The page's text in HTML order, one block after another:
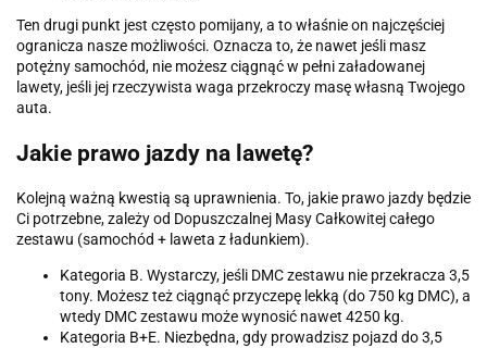
Ten drugi punkt jest często pomijany, a to właśnie on najczęściej
ogranicza nasze możliwości. Oznacza to, że nawet jeśli masz
potężny samochód, nie możesz ciągnąć w pełni załadowanej
lawety, jeśli jej rzeczywista waga przekroczy masę własną Twojego
auta.
Jakie prawo jazdy na lawetę?
Kolejną ważną kwestią są uprawnienia. To, jakie prawo jazdy będzie
Ci potrzebne, zależy od Dopuszczalnej Masy Całkowitej całego
zestawu (samochód + laweta z ładunkiem).
Kategoria B. Wystarczy, jeśli DMC zestawu nie przekracza 3,5
tony. Możesz też ciągnąć przyczepę lekką (do 750 kg DMC), a
wtedy DMC zestawu może wynosić nawet 4250 kg.
Kategoria B+E. Niezbędna, gdy prowadzisz pojazd do 3,5